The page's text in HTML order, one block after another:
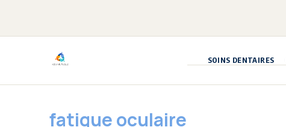
contenu
SOINS DENTAIRES
fatigue oculaire